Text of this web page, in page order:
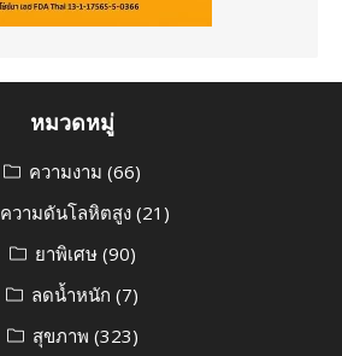
หมวดหมู่
ความงาม (66)
ความดันโลหิตสูง (21)
ยาพิเศษ(90)
ลดน้ำหนัก (7)
สุขภาพ (323)